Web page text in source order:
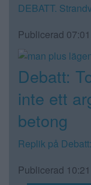
DEBATT.
Publicerad
Debatt:
inte ett
betong
Replik på
Publicerad